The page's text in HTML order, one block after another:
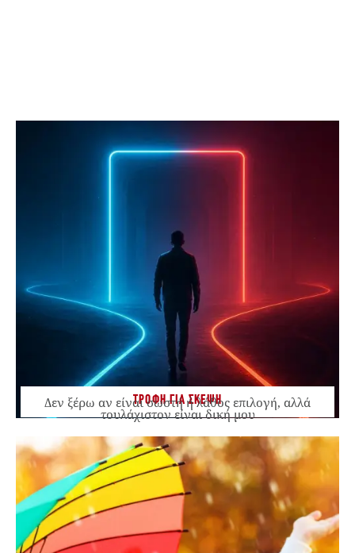
ΤΡΟΦΗ ΓΙΑ ΣΚΕΨΗ
Δεν ξέρω αν είναι σωστή ή λάθος επιλογή, αλλά
τουλάχιστον είναι δική μου